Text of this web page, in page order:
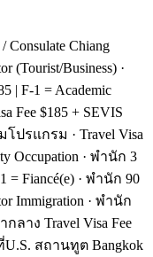
Chiang
(Tourist/Business) ·
| F-1 = Academic
Fee $185 + SEVIS
โปรแกรม · Travel Visa
Occupation · พำนัก 3
= Fiancé(e) · พำนัก 90
Immigration · พำนัก
กลาง Travel Visa Fee
U.S. สถานทูต Bangkok